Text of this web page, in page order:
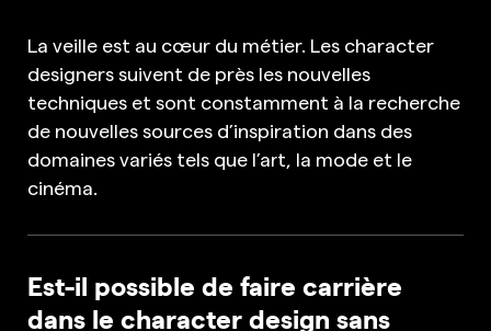
La veille est au cœur du métier. Les character
designers suivent de près les nouvelles
techniques et sont constamment à la recherche
de nouvelles sources d’inspiration dans des
domaines variés tels que l’art, la mode et le
cinéma.
Est-il possible de faire carrière
dans le character design sans